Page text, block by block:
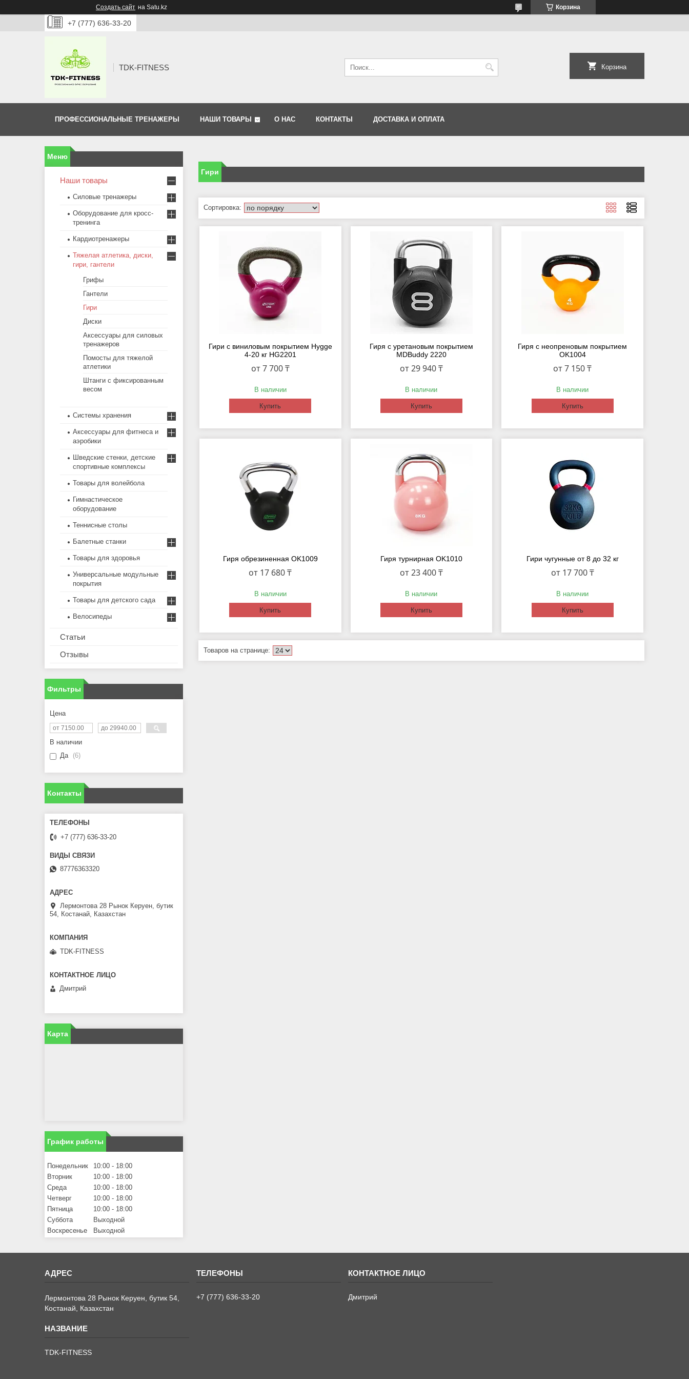
Создать сайт на Satu.kz Корзина
+7 (777) 636-33-20
TDK-FITNESS Корзина
ПРОФЕССИОНАЛЬНЫЕ ТРЕНАЖЕРЫ НАШИ ТОВАРЫ О НАС КОНТАКТЫ ДОСТАВКА И ОПЛАТА
Гири
Гири с виниловым покрытием Hygge
4-20 кг HG2201
от 7 700 ₸
В наличии
Купить
Гиря с уретановым покрытием
MDBuddy 2220
от 29 940 ₸
В наличии
Купить
Гиря с неопреновым покрытием
OK1004
от 7 150 ₸
В наличии
Купить
Гиря обрезиненная OK1009
от 17 680 ₸
В наличии
Купить
Гиря турнирная OK1010
от 23 400 ₸
В наличии
Купить
Гири чугунные от 8 до 32 кг
от 17 700 ₸
В наличии
Купить
Наши товары
Силовые тренажеры
Оборудование для кросс-
тренинга
Кардиотренажеры
Тяжелая атлетика, диски,
гири, гантели
Грифы
Гантели
Гири
Диски
Аксессуары для силовых
тренажеров
Помосты для тяжелой
атлетики
Штанги с фиксированным
весом
Системы хранения
Аксессуары для фитнеса и
аэробики
Шведские стенки, детские
спортивные комплексы
Товары для волейбола
Гимнастическое
оборудование
Теннисные столы
Балетные станки
Товары для здоровья
Универсальные модульные
покрытия
Товары для детского сада
Велосипеды
Статьи
Отзывы
Фильтры
Цена
В наличии
Да
6
Контакты
+7 (777) 636-33-20
87776363320
Лермонтова 28 Рынок Керуен, бутик
54, Костанай, Казахстан
TDK-FITNESS
Дмитрий
Карта
График работы
Понедельник 10:00
18:00
Вторник
10:00
18:00
Среда
10:00
18:00
Четверг
10:00
18:00
Пятница
10:00
18:00
Суббота
Выходной
Воскресенье
Выходной
Лермонтова 28 Рынок Керуен, бутик 54,
Костанай, Казахстан
TDK-FITNESS
+7 (777) 636-33-20 Дмитрий